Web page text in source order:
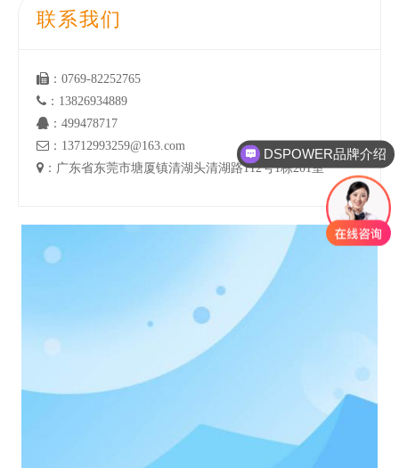
联系我们
 ：0769-82252765
 ：13826934889
 ：499478717
 ：13712993259@163.com
 ：广东省东莞市塘厦镇清湖头清湖路112号1栋201室
DSPOWER品牌介绍